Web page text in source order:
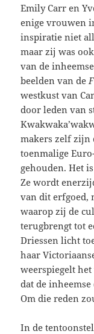
Emily Carr en
enige vrouwen
inspiratie niet
maar zij was
van de
beelden van de
westkust van
door leden van
makers zelf zijn
toenmalige
gehouden. Het
Ze wordt
van dit erfgoed,
waarop zij de
terugbrengt tot
Driessen licht
haar
weerspiegelt
dat de
Om die reden
In de